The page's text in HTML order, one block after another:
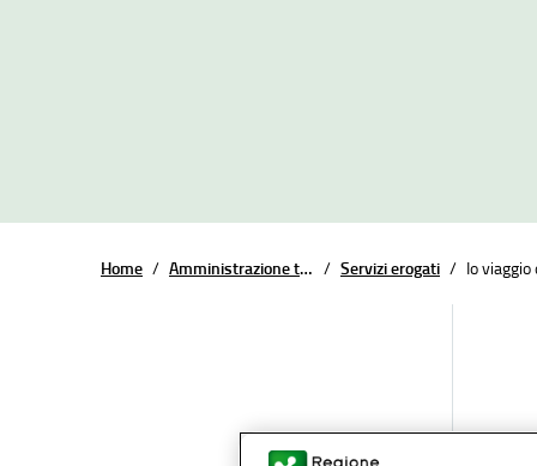
Home / Amministrazione trasparente / Servizi erogati / Io